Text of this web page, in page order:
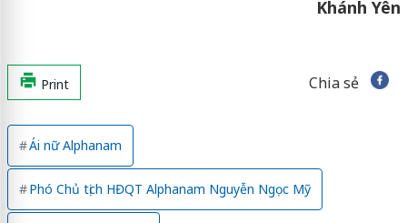
Khánh Yên
Print Chia sẻ
Ái nữ Alphanam
Phó Chủ tịch HĐQT Alphanam Nguyễn Ngọc Mỹ